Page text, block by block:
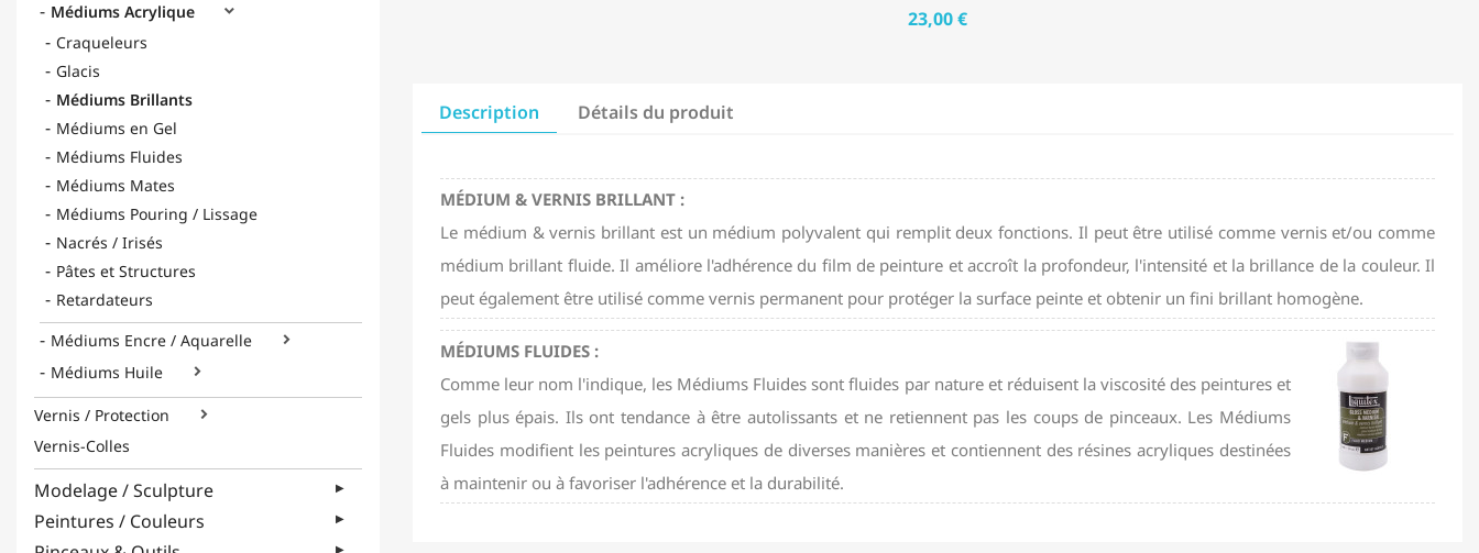
Médiums Acrylique 
Craqueleurs
Glacis
Médiums Brillants
Médiums en Gel
Médiums Fluides
Médiums Mates
Médiums Pouring / Lissage
Nacrés / Irisés
Pâtes et Structures
Retardateurs
Médiums Encre / Aquarelle

Médiums Huile 
Vernis / Protection 
Vernis-Colles
Modelage / Sculpture
Peintures / Couleurs
23,00 €
Description Détails du produit
MÉDIUM & VERNIS BRILLANT :
Le médium & vernis brillant est un médium polyvalent qui remplit deux fonctions. Il peut être utilisé comme vernis et/ou comme
médium brillant fluide. Il améliore l'adhérence du film de peinture et accroît la profondeur, l'intensité et la brillance de la couleur. Il
peut également être utilisé comme vernis permanent pour protéger la surface peinte et obtenir un fini brillant homogène.
MÉDIUMS FLUIDES :
Comme leur nom l'indique, les Médiums Fluides sont fluides par nature et réduisent la viscosité des peintures et
gels plus épais. Ils ont tendance à être autolissants et ne retiennent pas les coups de pinceaux. Les Médiums
Fluides modifient les peintures acryliques de diverses manières et contiennent des résines acryliques destinées
à maintenir ou à favoriser l'adhérence et la durabilité.